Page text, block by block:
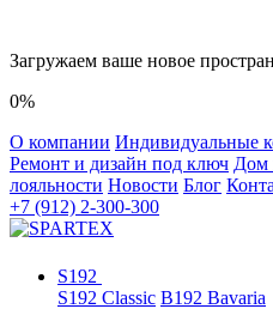
Загружаем ваше новое
0%
О компании Индивидуальные
Ремонт и дизайн под ключ Дом
лояльности Новости Блог
+7 (912) 2-300-300
S192
S192 Classic B192 Bavaria